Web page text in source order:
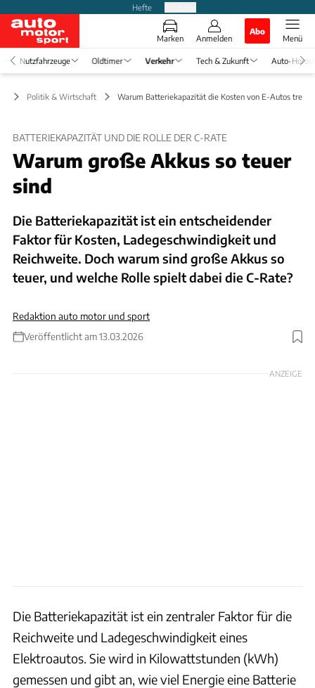
Hefte
Marken Anmelden
Abo
Menü
Nutzfahrzeuge Oldtimer Verkehr Tech & Zukunft Auto-
Politik & Wirtschaft Warum Batteriekapazität die Kosten von E-Autos treibt
BATTERIEKAPAZITÄT UND DIE ROLLE DER C-RATE
Warum große Akkus so teuer
sind
Die Batteriekapazität ist ein entscheidender
Faktor für Kosten, Ladegeschwindigkeit und
Reichweite. Doch warum sind große Akkus so
teuer, und welche Rolle spielt dabei die C-Rate?
Redaktion auto motor und sport
Veröffentlicht am 13.03.2026
Foto: BMW, Mercedes-Benz, H.-D. Seufert, Opel, SGL Carbon
ANZEIGE
Die Batteriekapazität ist ein zentraler Faktor für die
Reichweite und Ladegeschwindigkeit eines
Elektroautos. Sie wird in Kilowattstunden (kWh)
gemessen und gibt an, wie viel Energie eine Batterie